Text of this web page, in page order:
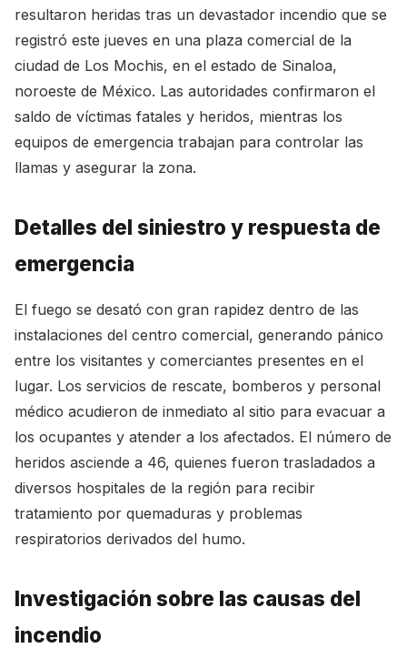
resultaron heridas tras un devastador incendio que se
registró este jueves en una plaza comercial de la
ciudad de Los Mochis, en el estado de Sinaloa,
noroeste de México. Las autoridades confirmaron el
saldo de víctimas fatales y heridos, mientras los
equipos de emergencia trabajan para controlar las
llamas y asegurar la zona.
Detalles del siniestro y respuesta de
emergencia
El fuego se desató con gran rapidez dentro de las
instalaciones del centro comercial, generando pánico
entre los visitantes y comerciantes presentes en el
lugar. Los servicios de rescate, bomberos y personal
médico acudieron de inmediato al sitio para evacuar a
los ocupantes y atender a los afectados. El número de
heridos asciende a 46, quienes fueron trasladados a
diversos hospitales de la región para recibir
tratamiento por quemaduras y problemas
respiratorios derivados del humo.
Investigación sobre las causas del
incendio